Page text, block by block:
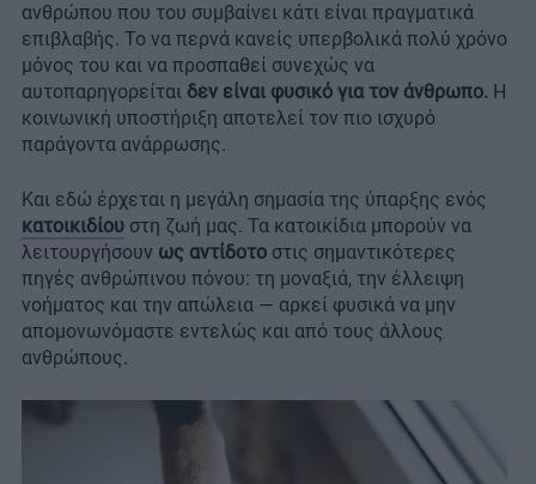
ανθρώπου που του συμβαίνει κάτι είναι πραγματικά
επιβλαβής. Το να περνά κανείς υπερβολικά πολύ χρόνο
μόνος του και να προσπαθεί συνεχώς να
αυτοπαρηγορείται δεν είναι φυσικό για τον άνθρωπο. Η
κοινωνική υποστήριξη αποτελεί τον πιο ισχυρό
παράγοντα ανάρρωσης.
Και εδώ έρχεται η μεγάλη σημασία της ύπαρξης ενός
κατοικιδίου στη ζωή μας. Τα κατοικίδια μπορούν να
λειτουργήσουν ως αντίδοτο στις σημαντικότερες
πηγές ανθρώπινου πόνου: τη μοναξιά, την έλλειψη
νοήματος και την απώλεια — αρκεί φυσικά να μην
απομονωνόμαστε εντελώς και από τους άλλους
ανθρώπους.